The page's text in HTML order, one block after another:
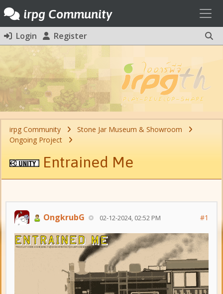
irpg Community
Login Register
irpg Community
Stone Jar Museum & Showroom
Ongoing Project
Entrained Me
OngkrubG 02-12-2024, 02:52 PM #1